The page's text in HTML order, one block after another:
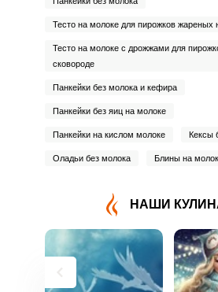
Тесто на молоке для пирожков жареных
Тесто на молоке с дрожжами для
сковороде
Панкейки без молока и кефира
Панкейки без яиц на молоке
Панкейки на кислом молоке Кексы
Оладьи без молока Блины на
НАШИ